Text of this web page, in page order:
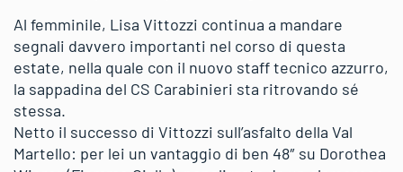
Al femminile, Lisa Vittozzi continua a mandare
segnali davvero importanti nel corso di questa
estate, nella quale con il nuovo staff tecnico azzurro,
la sappadina del CS Carabinieri sta ritrovando sé
stessa.
Netto il successo di Vittozzi sull’asfalto della Val
Martello: per lei un vantaggio di ben 48″ su Dorothea